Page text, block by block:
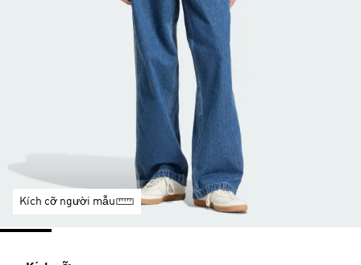
Kích cỡ người mẫu